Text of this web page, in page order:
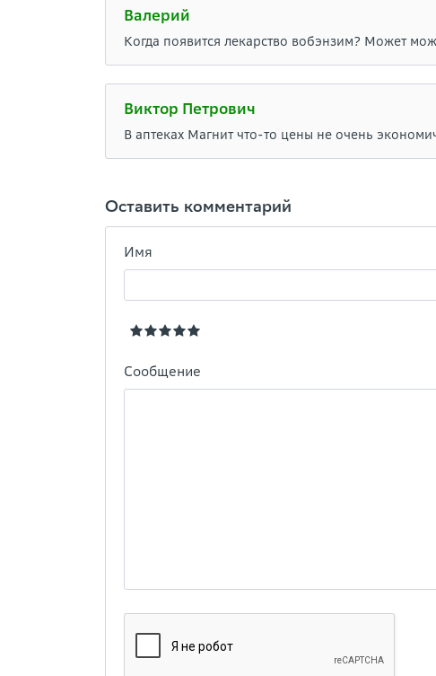
Валерий
Когда появится лекарство вобэнзим? Может
Виктор Петрович
В аптеках Магнит что-то цены не очень
Оставить комментарий
Имя
Сообщение